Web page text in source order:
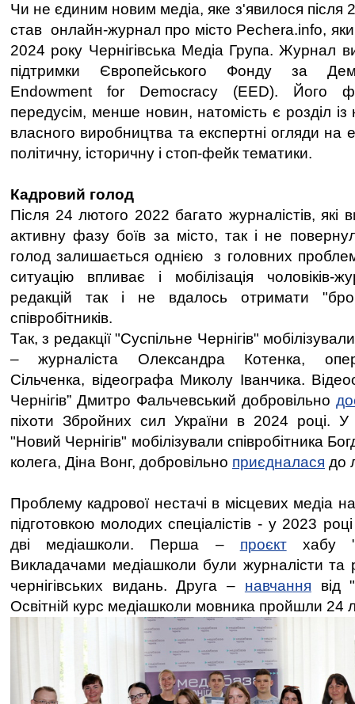
Чи не єдиним новим медіа, яке з'явилося після
став онлайн-журнал про місто Pechera.info,
2024 року Чернігівська Медіа Група. Журнал
підтримки Європейського Фонду за
Endowment for Democracy (EED). Його
передусім, менше новин, натомість є розділ із
власного виробництва та експертні огляди на
політичну, історичну і стоп-фейк тематики.
Кадровий голод
Після 24 лютого 2022 багато журналістів, які
активну фазу боїв за місто, так і не
голод залишається однією з головних
ситуацію впливає і мобілізація чоловіків-
редакцій так і не вдалось отримати
співробітників.
Так, з редакції "Суспільне Чернігів"
– журналіста Олександра Котенка,
Сільченка, відеографа Миколу Іванчика.
Чернігів” Дмитро Фальчевський добровільно
піхоти Збройних сил України в 2024 році. У
"Новий Чернігів" мобілізували співробітника
колега, Діна Вонг, добровільно приєдналася до
Проблему кадрової нестачі в місцевих медіа
підготовкою молодих спеціалістів - у 2023
дві медіашколи. Перша – проєктхабу
Викладачами медіашколи були журналісти та
чернігівських видань. Друга – навчання від
Освітній курс медіашколи мовника пройшли 24